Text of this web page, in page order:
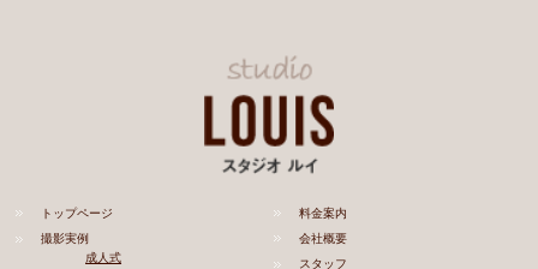
トップページ
撮影実例
成人式
料金案内
会社概要
スタッフ